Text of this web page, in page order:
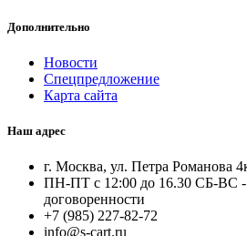
Дополнительно
Новости
Спецпредложение
Карта сайта
Наш адрес
г. Москва, ул. Петра Романова
ПН-ПТ с 12:00 до 16.30 СБ-ВС -
договоренности
+7 (985) 227-82-72
info@s-cart.ru